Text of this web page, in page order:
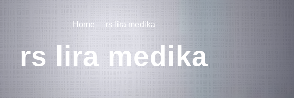
Home rs lira medika
rs lira medika